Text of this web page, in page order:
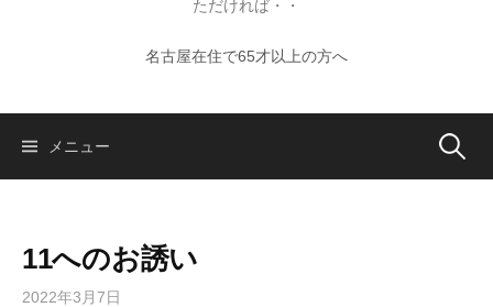
プ
ただければ・・
名古屋在住で65才以上の方へ
メニュー 検
11へのお誘い
2022年3月7日